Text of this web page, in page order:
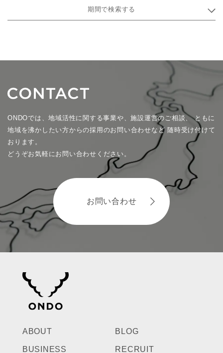
期間で検索する
ONDOでは、地域活性に関する事業や、施設運営のご相談、ともに
地域を沸かしたい方からの採用のお問い合わせなど 随時受け付けて
おります。
どうぞお気軽にお問い合わせください。
お問い合わせ
ABOUT
BUSINESS
BLOG
RECRUIT